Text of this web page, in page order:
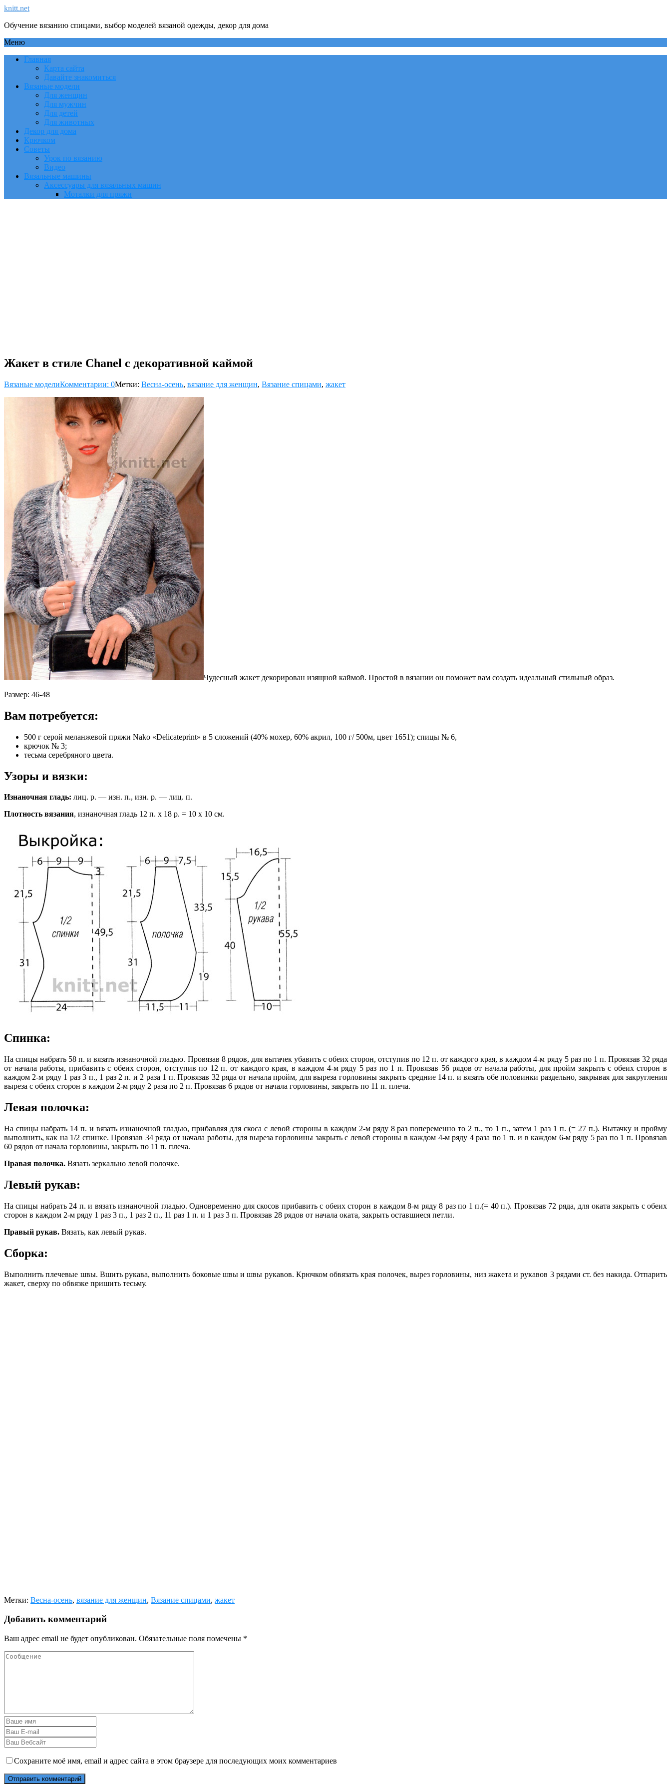
knitt.net
Обучение вязанию спицами, выбор моделей вязаной одежды, декор для дома
Меню
Главная
Карта сайта
Давайте знакомиться
Вязаные модели
Для женщин
Для мужчин
Для детей
Для животных
Декор для дома
Крючком
Советы
Урок по вязанию
Видео
Вязальные машины
Аксессуары для вязальных машин
Моталки для пряжи
Жакет в стиле Chanel с декоративной каймой
Вязаные моделиКомментарии: 0Метки: Весна-осень, вязание для женщин, Вязание спицами, жакет
Чудесный жакет декорирован изящной каймой. Простой в вязании он поможет вам создать идеальный стильный образ.
Размер: 46-48
Вам потребуется:
500 г серой меланжевой пряжи Nako «Delicateprint» в 5 сложений (40% мохер, 60% акрил, 100 г/ 500м, цвет 1651); спицы № 6,
крючок № 3;
тесьма серебряного цвета.
Узоры и вязки:
Изнаночная гладь: лиц. р. — изн. п., изн. р. — лиц. п.
Плотность вязания, изнаночная гладь 12 п. х 18 р. = 10 х 10 см.
Спинка:
На спицы набрать 58 п. и вязать изнаночной гладью. Провязав 8 рядов, для вытачек убавить с обеих сторон, отступив по 12 п. от каждого края, в каждом 4-м ряду 5 раз по 1 п. Провязав 32 ряда
от начала работы, прибавить с обеих сторон, отступив по 12 п. от каждого края, в каждом 4-м ряду 5 раз по 1 п. Провязав 56 рядов от начала работы, для пройм закрыть с обеих сторон в
каждом 2-м ряду 1 раз 3 п., 1 раз 2 п. и 2 раза 1 п. Провязав 32 ряда от начала пройм, для выреза горловины закрыть средние 14 п. и вязать обе половинки раздельно, закрывая для закругления
выреза с обеих сторон в каждом 2-м ряду 2 раза по 2 п. Провязав 6 рядов от начала горловины, закрыть по 11 п. плеча.
Левая полочка:
На спицы набрать 14 п. и вязать изнаночной гладью, прибавляя для скоса с левой стороны в каждом 2-м ряду 8 раз попеременно то 2 п., то 1 п., затем 1 раз 1 п. (= 27 п.). Вытачку и пройму
выполнить, как на 1/2 спинке. Провязав 34 ряда от начала работы, для выреза горловины закрыть с левой стороны в каждом 4-м ряду 4 раза по 1 п. и в каждом 6-м ряду 5 раз по 1 п. Провязав
60 рядов от начала горловины, закрыть по 11 п. плеча.
Правая полочка. Вязать зеркально левой полочке.
Левый рукав:
На спицы набрать 24 п. и вязать изнаночной гладью. Одновременно для скосов прибавить с обеих сторон в каждом 8-м ряду 8 раз по 1 п.(= 40 п.). Провязав 72 ряда, для оката закрыть с обеих
сторон в каждом 2-м ряду 1 раз 3 п., 1 раз 2 п., 11 раз 1 п. и 1 раз 3 п. Провязав 28 рядов от начала оката, закрыть оставшиеся петли.
Правый рукав. Вязать, как левый рукав.
Сборка:
Выполнить плечевые швы. Вшить рукава, выполнить боковые швы и швы рукавов. Крючком обвязать края полочек, вырез горловины, низ жакета и рукавов 3 рядами ст. без накида. Отпарить
жакет, сверху по обвязке пришить тесьму.
Метки: Весна-осень, вязание для женщин, Вязание спицами, жакет
Добавить комментарий
Ваш адрес email не будет опубликован. Обязательные поля помечены *
Сохраните моё имя, email и адрес сайта в этом браузере для последующих моих комментариев